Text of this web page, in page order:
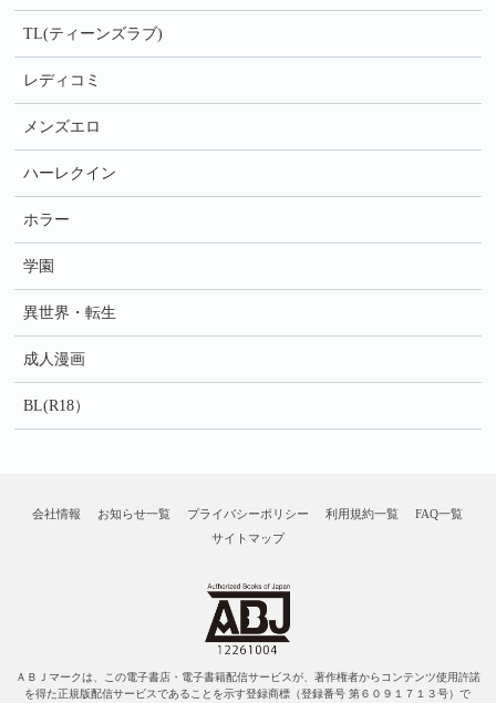
TL(ティーンズラブ)
レディコミ
メンズエロ
ハーレクイン
ホラー
学園
異世界・転生
成人漫画
BL(R18）
会社情報 お知らせ一覧 プライバシーポリシー 利用規約一覧
FAQ一覧
サイトマップ
ＡＢＪマークは、この電子書店・電子書籍配信サービスが、著作権者からコンテンツ使用許諾
を得た正規版配信サービスであることを示す登録商標（登録番号 第６０９１７１３号）で